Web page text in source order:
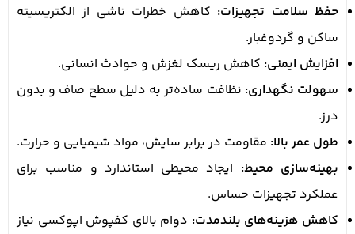
حفظ سلامت تجهیزات: کاهش خطرات ناشی از الکتریسیته
ساکن و گردوغبار.
افزایش ایمنی: کاهش ریسک لغزش و حوادث انسانی.
سهولت نگهداری: نظافت ساده‌تر به دلیل سطح صاف و بدون
درز.
طول عمر بالا: مقاومت در برابر سایش، مواد شیمیایی و حرارت.
بهینه‌سازی محیط: ایجاد محیطی استاندارد و مناسب برای
عملکرد تجهیزات حساس.
کاهش هزینه‌های بلندمدت: دوام بالای کفپوش اپوکسی نیاز